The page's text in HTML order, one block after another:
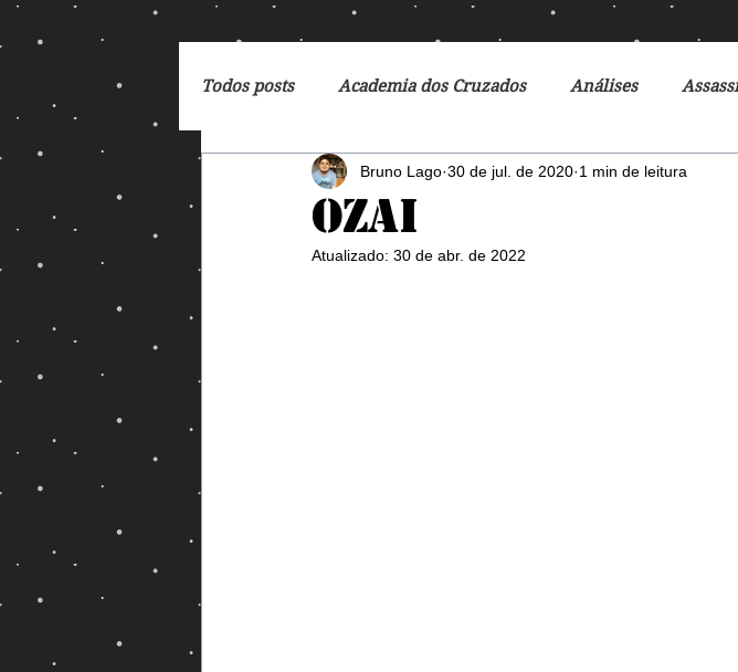
Todos posts Academia dos Cruzados Análises
Breaking Bad Cartoon Ciclo da Herança
DC Comics De Volta para o Futuro
Ozai
Bruno Lago 30 de jul. de 2020 1 min de leitura
Atualizado: 30 de abr. de 2022